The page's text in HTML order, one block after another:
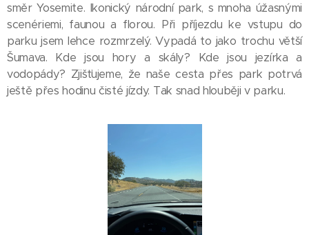
směr Yosemite. Ikonický národní park, s mnoha úžasnými
scenériemi, faunou a florou. Při příjezdu ke vstupu do
parku jsem lehce rozmrzelý. Vypadá to jako trochu větší
Šumava. Kde jsou hory a skály? Kde jsou jezírka a
vodopády? Zjišťujeme, že naše cesta přes park potrvá
ještě přes hodinu čisté jízdy. Tak snad hlouběji v parku.